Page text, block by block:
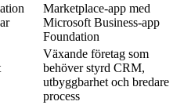
Marketplace-app med
Microsoft Business-app
Foundation
Växande företag som
behöver styrd CRM,
utbyggbarhet och bredare
process